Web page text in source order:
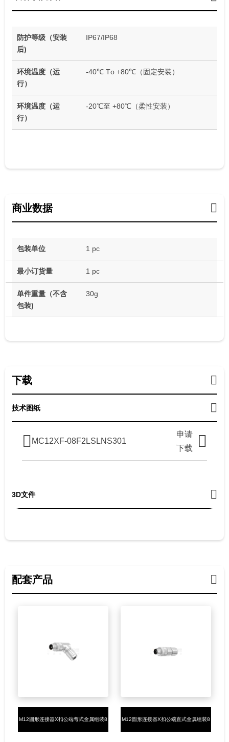
防护等级（安装
后)
IP67/IP68
环境温度（运
行）
-40℃ Tо +80℃（固定安装）
环境温度（运
行）
-20℃至 +80℃（柔性安装）
商业数据
包装单位 1 pc
最小订货量 1 pc
单件重量（不含
包装)
30g
下载
技术图纸
MC12XF-08F2LSLNS301
申请
下载
3D文件
配套产品
M12圆形连接器X扣公端弯式金属组装8 M12圆形连接器X扣公端直式金属组装8